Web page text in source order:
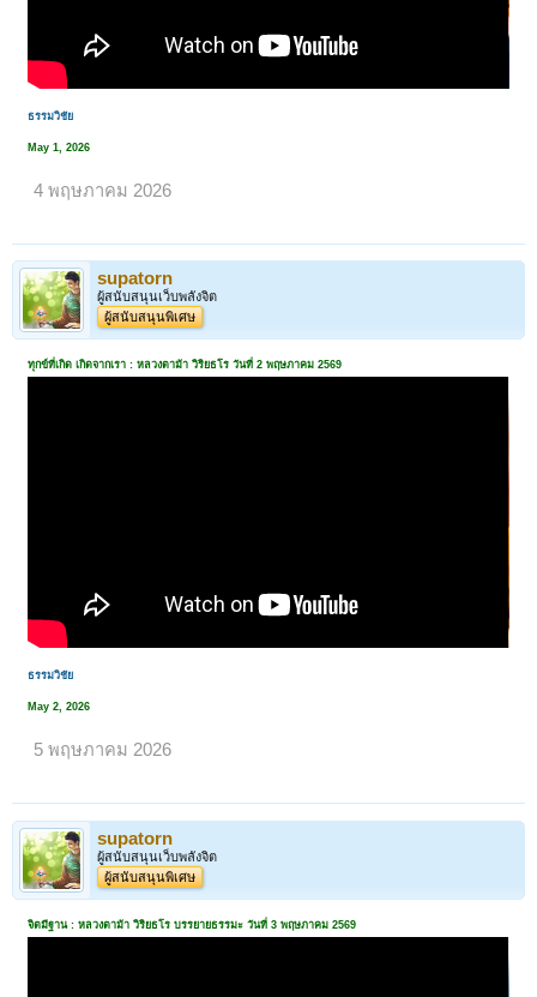
ธรรมวิชัย
May 1, 2026
4 พฤษภาคม 2026
supatorn
ผู้สนับสนุนเว็บพลังจิต
ผู้สนับสนุนพิเศษ
ทุกข์ที่เกิด เกิดจากเรา : หลวงตาม้า วิริยธโร วันที่ 2 พฤษภาคม 2569
ธรรมวิชัย
May 2, 2026
5 พฤษภาคม 2026
supatorn
ผู้สนับสนุนเว็บพลังจิต
ผู้สนับสนุนพิเศษ
จิตมีฐาน : หลวงตาม้า วิริยธโร บรรยายธรรมะ วันที่ 3 พฤษภาคม 2569
< ย้อนกลับ ← 18 19 20